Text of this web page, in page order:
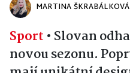
MARTINA ŠKRABÁLKOVÁ
Sport • Slovan
novou sezonu.